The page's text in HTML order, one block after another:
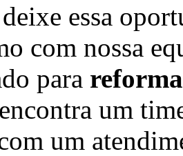
essa
com nossa
para
um
um